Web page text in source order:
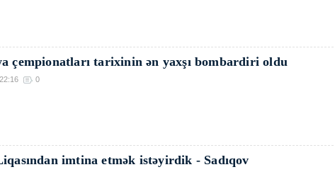
çempionatları tarixinin ən yaxşı bombardiri oldu
0
imtina etmək istəyirdik - Sadıqov